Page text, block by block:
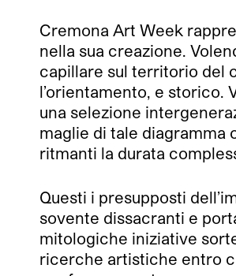
Cremona Art Week
nella sua creazione.
capillare sul territorio del
l’orientamento, e storico.
una selezione
maglie di tale
ritmanti la durata
Questi i presupposti
sovente dissacranti e
mitologiche iniziative
ricerche artistiche entro